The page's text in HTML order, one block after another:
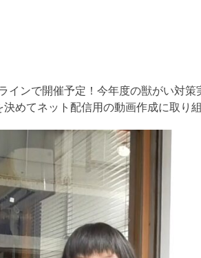
インで開催予定！今年度の獣がい対
めてネット配信用の動画作成に取り組